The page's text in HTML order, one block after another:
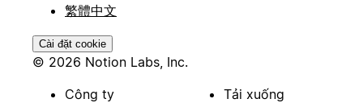
繁體中文
Cài đặt cookie
© 2026 Notion Labs, Inc.
Công ty
Tải xuống